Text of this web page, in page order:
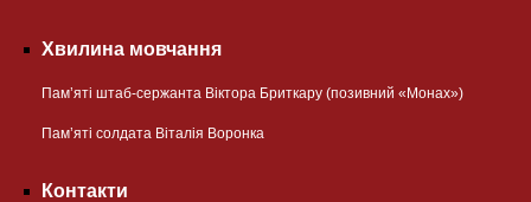
Хвилина мовчання
Пам’яті штаб-сержанта Віктора Бриткару (позивний «Монах»)
Пам’яті солдата Віталія Воронка
Контакти